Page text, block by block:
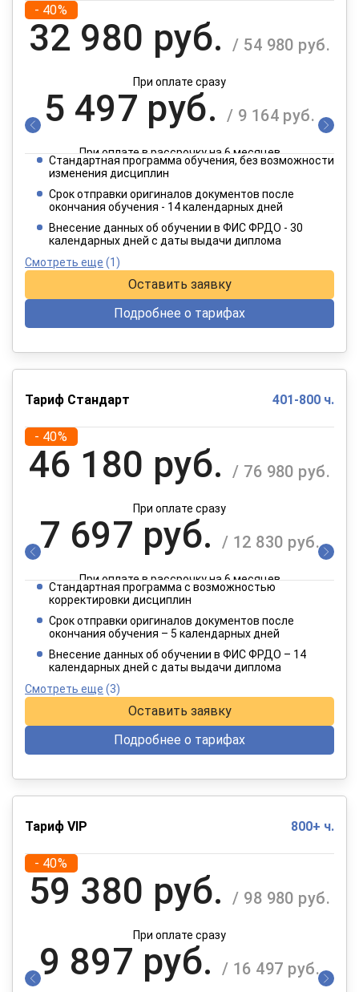
- 40%
32 980 руб. / 54 980 руб.
При оплате сразу
5 497 руб. / 9 164 руб.
При оплате в рассрочку на 6 месяцев
2 749 руб.
При оплате в рассрочку на 12 месяцев
Стандартная программа обучения, без возможности
изменения дисциплин
Срок отправки оригиналов документов после
окончания обучения - 14 календарных дней
Внесение данных об обучении в ФИС ФРДО - 30
календарных дней с даты выдачи диплома
Смотреть еще (1)
Оставить заявку
Подробнее о тарифах
Тариф Стандарт 401-800 ч.
- 40%
46 180 руб. / 76 980 руб.
При оплате сразу
7 697 руб. / 12 830 руб.
При оплате в рассрочку на 6 месяцев
3 849 руб.
При оплате в рассрочку на 12 месяцев
Стандартная программа с возможностью
корректировки дисциплин
Срок отправки оригиналов документов после
окончания обучения – 5 календарных дней
Внесение данных об обучении в ФИС ФРДО – 14
календарных дней с даты выдачи диплома
Смотреть еще (3)
Оставить заявку
Подробнее о тарифах
Тариф VIP 800+ ч.
- 40%
59 380 руб. / 98 980 руб.
При оплате сразу
9 897 руб. / 16 497 руб.